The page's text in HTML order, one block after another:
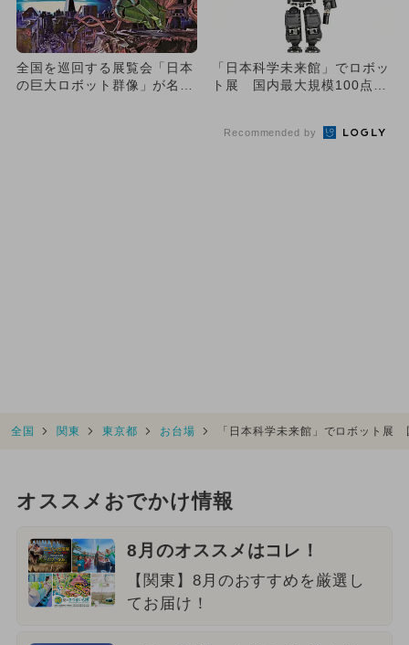
全国を巡回する展覧会「日本
の巨大ロボット群像」が名古
「日本科学未来館」でロボッ
ト展 国内最大規模100点以
Recommended by
全国 関東 東京都 お台場 「日本科学未来館」でロボット
オススメおでかけ情報
8月のオススメはコレ！
【関東】8月のおすすめを厳選し
てお届け！